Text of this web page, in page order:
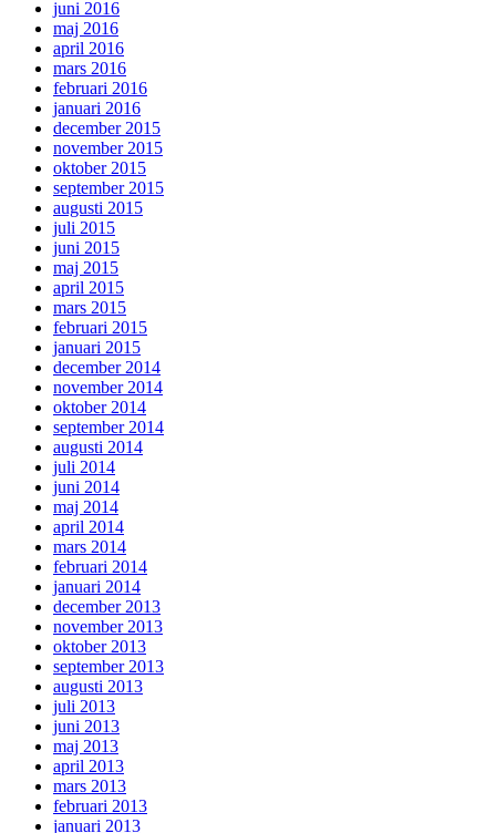
juni 2016
maj 2016
april 2016
mars 2016
februari 2016
januari 2016
december 2015
november 2015
oktober 2015
september 2015
augusti 2015
juli 2015
juni 2015
maj 2015
april 2015
mars 2015
februari 2015
januari 2015
december 2014
november 2014
oktober 2014
september 2014
augusti 2014
juli 2014
juni 2014
maj 2014
april 2014
mars 2014
februari 2014
januari 2014
december 2013
november 2013
oktober 2013
september 2013
augusti 2013
juli 2013
juni 2013
maj 2013
april 2013
mars 2013
februari 2013
januari 2013